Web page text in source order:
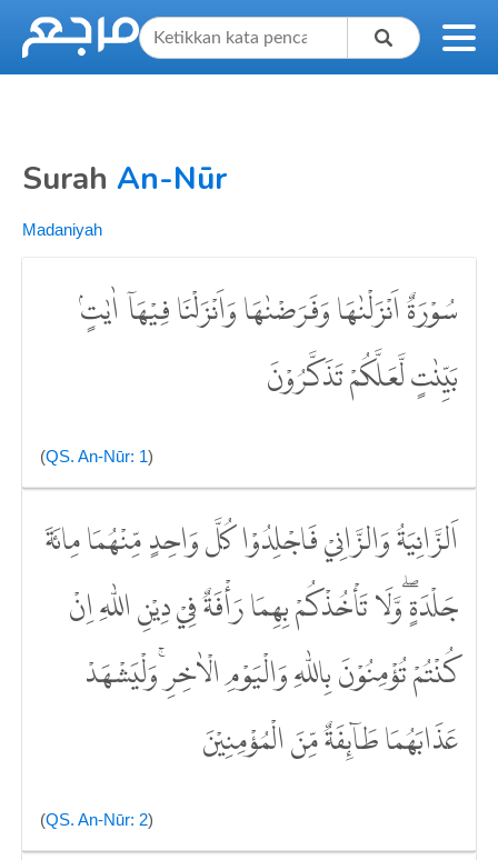
Surah An-Nūr
Madaniyah
سُوْرَةٌ اَنْزَلْنٰهَا وَفَرَضْنٰهَا وَاَنْزَلْنَا فِيْهَآ اٰيٰتٍۢ
بَيِّنٰتٍ لَّعَلَّكُمْ تَذَكَّرُوْنَ
(QS. An-Nūr: 1)
اَلزَّانِيَةُ وَالزَّانِيْ فَاجْلِدُوْا كُلَّ وَاحِدٍ مِّنْهُمَا مِائَةَ
جَلْدَةٍ ۖوَّلَا تَأْخُذْكُمْ بِهِمَا رَأْفَةٌ فِيْ دِيْنِ اللّٰهِ اِنْ
كُنْتُمْ تُؤْمِنُوْنَ بِاللّٰهِ وَالْيَوْمِ الْاٰخِرِۚ وَلْيَشْهَدْ
عَذَابَهُمَا طَاۤىِٕفَةٌ مِّنَ الْمُؤْمِنِيْنَ
(QS. An-Nūr: 2)